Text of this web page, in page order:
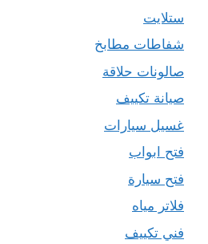
ستلايت
شفاطات مطابخ
صالونات حلاقة
صيانة تكييف
غسيل سيارات
فتح ابواب
فتح سيارة
فلاتر مياه
فني تكييف